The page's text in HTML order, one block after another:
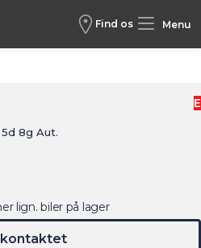
Find os Menu
8g Aut.
E
lign. biler på lager
kontaktet